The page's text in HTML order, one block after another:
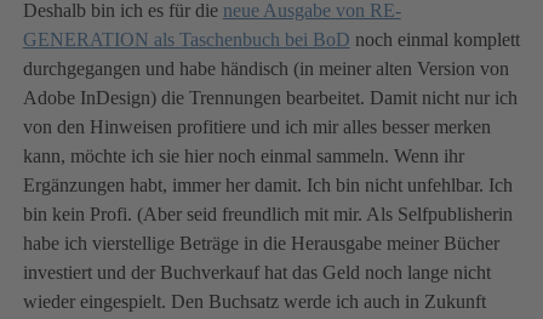
Deshalb bin ich es für die neue Ausgabe von RE-
GENERATION als Taschenbuch bei BoD noch einmal komplett
durchgegangen und habe händisch (in meiner alten Version von
Adobe InDesign) die Trennungen bearbeitet. Damit nicht nur ich
von den Hinweisen profitiere und ich mir alles besser merken
kann, möchte ich sie hier noch einmal sammeln. Wenn ihr
Ergänzungen habt, immer her damit. Ich bin nicht unfehlbar. Ich
bin kein Profi. (Aber seid freundlich mit mir. Als Selfpublisherin
habe ich vierstellige Beträge in die Herausgabe meiner Bücher
investiert und der Buchverkauf hat das Geld noch lange nicht
wieder eingespielt. Den Buchsatz werde ich auch in Zukunft